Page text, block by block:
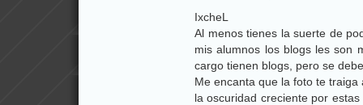
IxcheL
Al menos tienes la suerte de
mis alumnos los blogs les son
cargo tienen blogs, pero se
Me encanta que la foto te
la oscuridad creciente por